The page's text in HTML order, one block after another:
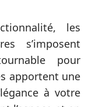
les
s’imposent
pour
apportent une
à votre